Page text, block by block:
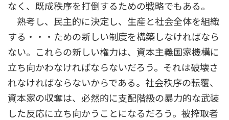
なく、既成秩序を打倒するための戦略でもある。
熟考し、民主的に決定し、生産と社会全体を組織
する・・・ための新しい制度を構築しなければなら
ない。これらの新しい権力は、資本主義国家機構に
立ち向かわなければならないだろう。それは破壊さ
れなければならないからである。社会秩序の転覆、
資本家の収奪は、必然的に支配階級の暴力的な武装
した反応に立ち向かうことになるだろう。被搾取者